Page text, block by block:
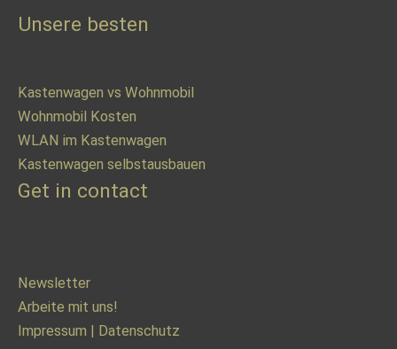
Unsere besten
Kastenwagen vs Wohnmobil
Wohnmobil Kosten
WLAN im Kastenwagen
Kastenwagen selbstausbauen
Get in contact
Newsletter
Arbeite mit uns!
Impressum
Datenschutz